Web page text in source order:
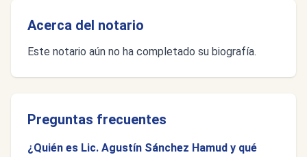
Acerca del notario
Este notario aún no ha completado su biografía.
Preguntas frecuentes
¿Quién es Lic. Agustín Sánchez Hamud y qué